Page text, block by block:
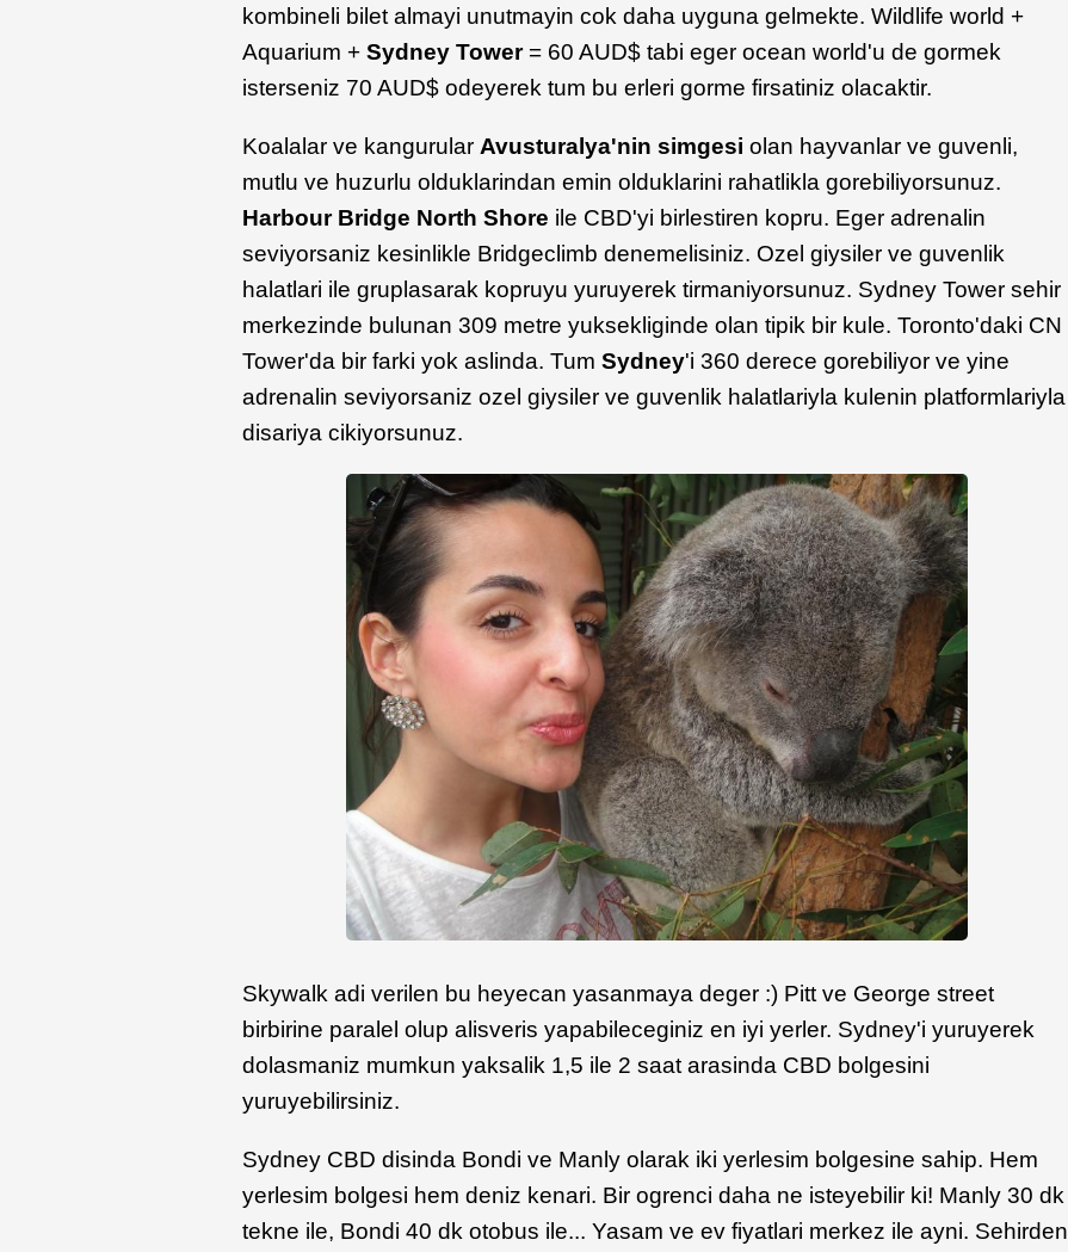
kombineli bilet almayi unutmayin cok daha uyguna gelmekte. Wildlife world +
Aquarium +Sydney Tower = 60 AUD$ tabi eger ocean world'u de gormek
isterseniz 70 AUD$ odeyerek tum bu erleri gorme firsatiniz olacaktir.
Koalalar ve kangurular Avusturalya'nin simgesi olan hayvanlar ve guvenli,
mutlu ve huzurlu olduklarindan emin olduklarini rahatlikla gorebiliyorsunuz.
Harbour Bridge North Shore ile CBD'yi birlestiren kopru. Eger adrenalin
seviyorsaniz kesinlikle Bridgeclimb denemelisiniz. Ozel giysiler ve guvenlik
halatlari ile gruplasarak kopruyu yuruyerek tirmaniyorsunuz. Sydney Tower sehir
merkezinde bulunan 309 metre yuksekliginde olan tipik bir kule. Toronto'daki CN
Tower'da bir farki yok aslinda. TumSydney'i 360 derece gorebiliyor ve yine
adrenalin seviyorsaniz ozel giysiler ve guvenlik halatlariyla kulenin platformlariyla
disariya cikiyorsunuz.
Skywalk adi verilen bu heyecan yasanmaya deger :) Pitt ve George street
birbirine paralel olup alisveris yapabileceginiz en iyi yerler. Sydney'i yuruyerek
dolasmaniz mumkun yaksalik 1,5 ile 2 saat arasinda CBD bolgesini
yuruyebilirsiniz.
Sydney CBD disinda Bondi ve Manly olarak iki yerlesim bolgesine sahip. Hem
yerlesim bolgesi hem deniz kenari. Bir ogrenci daha ne isteyebilir ki! Manly 30 dk
tekne ile, Bondi 40 dk otobus ile... Yasam ve ev fiyatlari merkez ile ayni. Sehirden